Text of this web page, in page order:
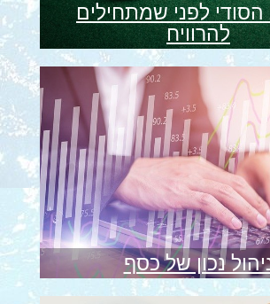
לפני שמתחילים
להרוויח
נכון של כסף